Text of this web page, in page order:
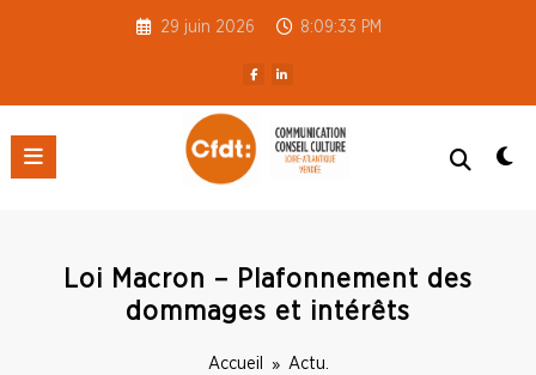
29 juin 2026 8:09:33 PM
Loi Macron – Plafonnement des
dommages et intérêts
Accueil
Actu.